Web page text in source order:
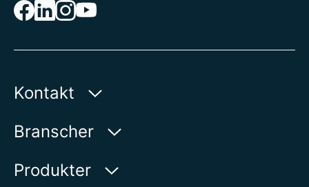
Kontakt
AUMA Riester
Aumastr. 1
Branscher
Vatten
Produkter